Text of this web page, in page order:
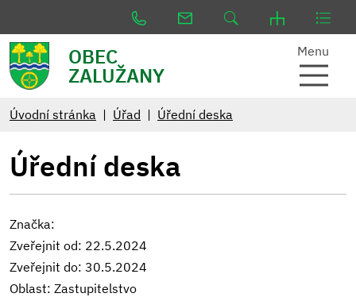
OBEC
ZALUŽANY
Menu
Úvodní stránka Úřad Úřední deska
Úřední deska
Značka:
Zveřejnit od: 22.5.2024
Zveřejnit do: 30.5.2024
Oblast: Zastupitelstvo